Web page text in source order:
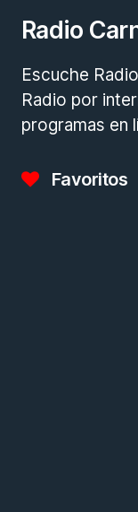
Radio
Escuche
Radio por
programas en
Favoritos